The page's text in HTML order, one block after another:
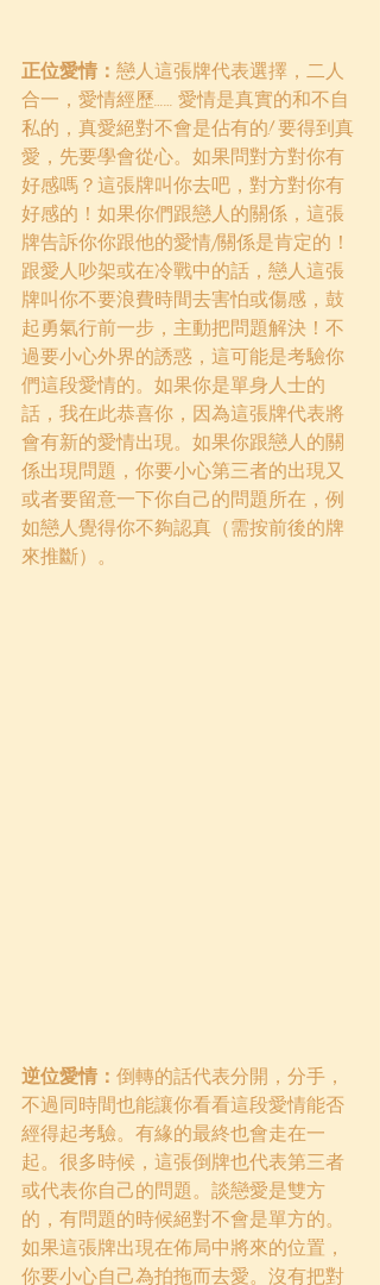
正位愛情： 戀人這張牌代表選擇，二人
合一，愛情經歷…… 愛情是真實的和不自
私的，真愛絕對不會是佔有的! 要得到真
愛，先要學會從心。如果問對方對你有
好感嗎？這張牌叫你去吧，對方對你有
好感的！如果你們跟戀人的關係，這張
牌告訴你你跟他的愛情/關係是肯定的！
跟愛人吵架或在冷戰中的話，戀人這張
牌叫你不要浪費時間去害怕或傷感，鼓
起勇氣行前一步，主動把問題解決！不
過要小心外界的誘惑，這可能是考驗你
們這段愛情的。如果你是單身人士的
話，我在此恭喜你，因為這張牌代表將
會有新的愛情出現。如果你跟戀人的關
係出現問題，你要小心第三者的出現又
或者要留意一下你自己的問題所在，例
如戀人覺得你不夠認真（需按前後的牌
來推斷）。
逆位愛情： 倒轉的話代表分開，分手，
不過同時間也能讓你看看這段愛情能否
經得起考驗。有緣的最終也會走在一
起。很多時候，這張倒牌也代表第三者
或代表你自己的問題。談戀愛是雙方
的，有問題的時候絕對不會是單方的。
如果這張牌出現在佈局中將來的位置，
你要小心自己為拍拖而去愛。沒有把對